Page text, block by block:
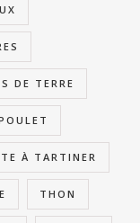
DE TERRE
À TARTINER
THON